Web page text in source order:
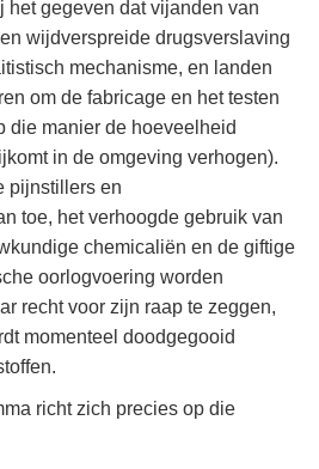
het gegeven dat vijanden van
wijdverspreide drugsverslaving
mechanisme, en landen
om de fabricage en het testen
die manier de hoeveelheid
in de omgeving verhogen).
pijnstillers en
toe, het verhoogde gebruik van
chemicaliën en de giftige
oorlogvoering worden
recht voor zijn raap te zeggen,
momenteel doodgegooid
richt zich precies op die